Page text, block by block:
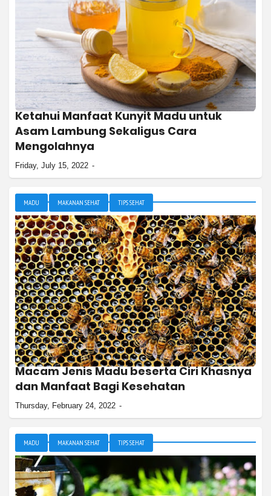
Ketahui Manfaat Kunyit Madu untuk
Asam Lambung Sekaligus Cara
Mengolahnya
Friday, July 15, 2022
MADU MAKANAN SEHAT TIPS SEHAT
Macam Jenis Madu beserta Ciri Khasnya
dan Manfaat Bagi Kesehatan
Thursday, February 24, 2022
MADU MAKANAN SEHAT TIPS SEHAT